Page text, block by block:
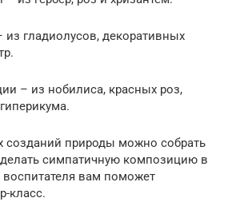
из гладиолусов, декоративных
– из нобилиса, красных роз,
созданий природы можно собрать
симпатичную композицию в
вам поможет
класс.